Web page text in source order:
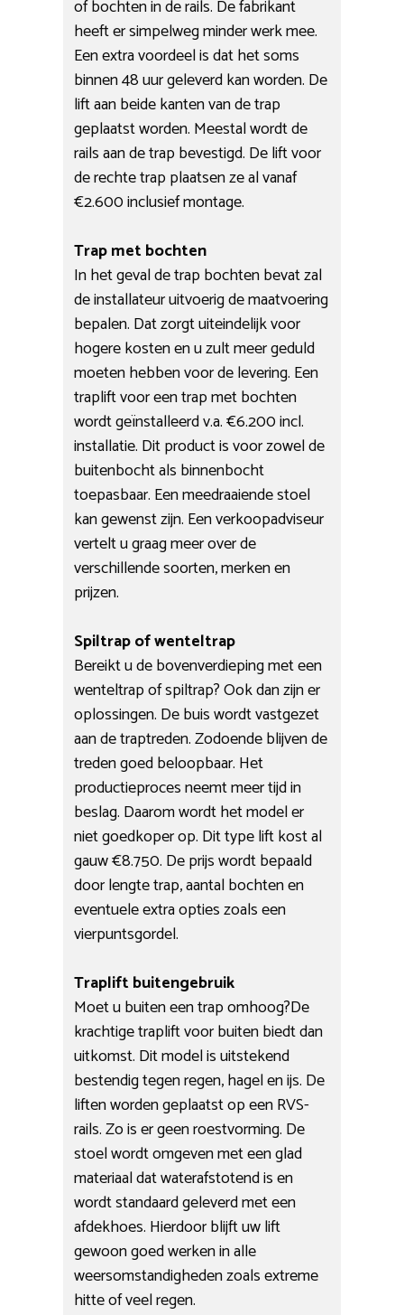
of bochten in de rails. De fabrikant
heeft er simpelweg minder werk mee.
Een extra voordeel is dat het soms
binnen 48 uur geleverd kan worden. De
lift aan beide kanten van de trap
geplaatst worden. Meestal wordt de
rails aan de trap bevestigd. De lift voor
de rechte trap plaatsen ze al vanaf
€2.600 inclusief montage.
Trap met bochten
In het geval de trap bochten bevat zal
de installateur uitvoerig de maatvoering
bepalen. Dat zorgt uiteindelijk voor
hogere kosten en u zult meer geduld
moeten hebben voor de levering. Een
traplift voor een trap met bochten
wordt geïnstalleerd v.a. €6.200 incl.
installatie. Dit product is voor zowel de
buitenbocht als binnenbocht
toepasbaar. Een meedraaiende stoel
kan gewenst zijn. Een verkoopadviseur
vertelt u graag meer over de
verschillende soorten, merken en
prijzen.
Spiltrap of wenteltrap
Bereikt u de bovenverdieping met een
wenteltrap of spiltrap? Ook dan zijn er
oplossingen. De buis wordt vastgezet
aan de traptreden. Zodoende blijven de
treden goed beloopbaar. Het
productieproces neemt meer tijd in
beslag. Daarom wordt het model er
niet goedkoper op. Dit type lift kost al
gauw €8.750. De prijs wordt bepaald
door lengte trap, aantal bochten en
eventuele extra opties zoals een
vierpuntsgordel.
Traplift buitengebruik
Moet u buiten een trap omhoog?De
krachtige traplift voor buiten biedt dan
uitkomst. Dit model is uitstekend
bestendig tegen regen, hagel en ijs. De
liften worden geplaatst op een RVS-
rails. Zo is er geen roestvorming. De
stoel wordt omgeven met een glad
materiaal dat waterafstotend is en
wordt standaard geleverd met een
afdekhoes. Hierdoor blijft uw lift
gewoon goed werken in alle
weersomstandigheden zoals extreme
hitte of veel regen.